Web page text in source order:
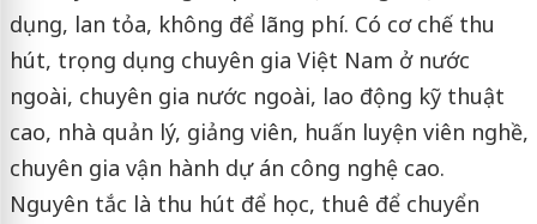
dụng, lan tỏa, không để lãng phí. Có cơ chế thu
hút, trọng dụng chuyên gia Việt Nam ở nước
ngoài, chuyên gia nước ngoài, lao động kỹ thuật
cao, nhà quản lý, giảng viên, huấn luyện viên nghề,
chuyên gia vận hành dự án công nghệ cao.
Nguyên tắc là thu hút để học, thuê để chuyển